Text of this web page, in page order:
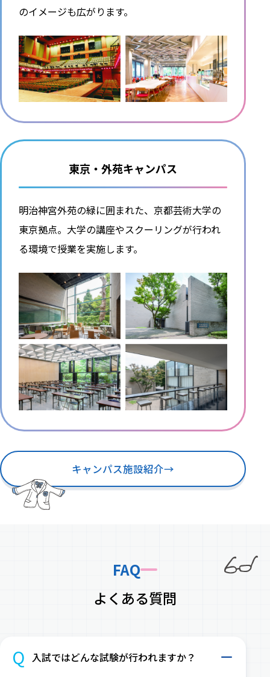
のイメージも広がります。
東京・外苑キャンパス
明治神宮外苑の緑に囲まれた、京都芸術大学の
東京拠点。大学の講座やスクーリングが行われ
る環境で授業を実施します。
キャンパス施設紹介→
FAQ
よくある質問
Q 入試ではどんな試験が行われますか？